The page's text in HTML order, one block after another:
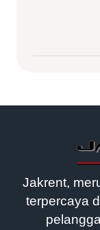
Jakrent,
terpercaya